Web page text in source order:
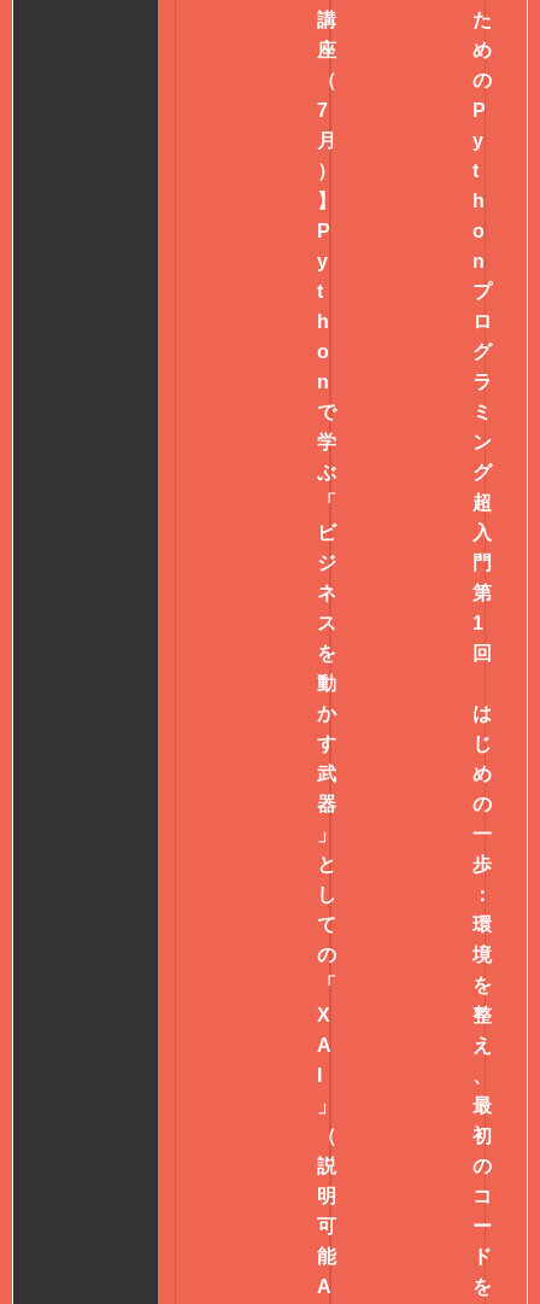
講
座
（
7
月
）
】
P
y
t
h
o
n
で
学
ぶ
「
ビ
ジ
ネ
ス
を
動
か
す
武
器
」
と
し
て
の
「
X
A
」
（
説
明
可
能
A
た
め
の
P
y
t
h
o
n
プ
ロ
グ
ラ
ミ
ン
グ
超
入
門
第
1
回
は
じ
め
の
一
歩
：
環
境
を
整
え
、
最
初
の
コ
ー
ド
を